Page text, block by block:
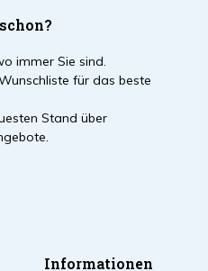
immer Sie sind.
für das beste
Stand über
Informationen